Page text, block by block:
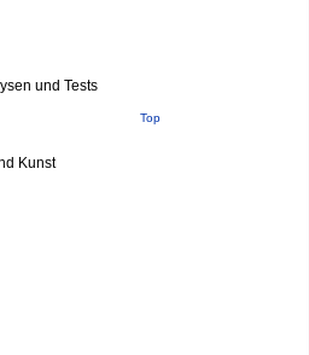
und Tests
Top
Kunst